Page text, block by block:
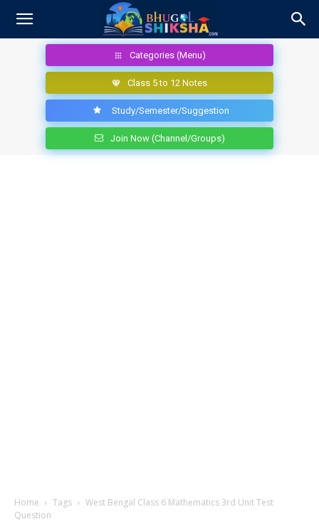
Categories (Menu)
Class 5 to 12 Notes
Study/Semester/Suggestion
Join Now (Channel/Groups)
Home Tags
West Bengal Class 6 Mathematics 3rd Unit Test
Question